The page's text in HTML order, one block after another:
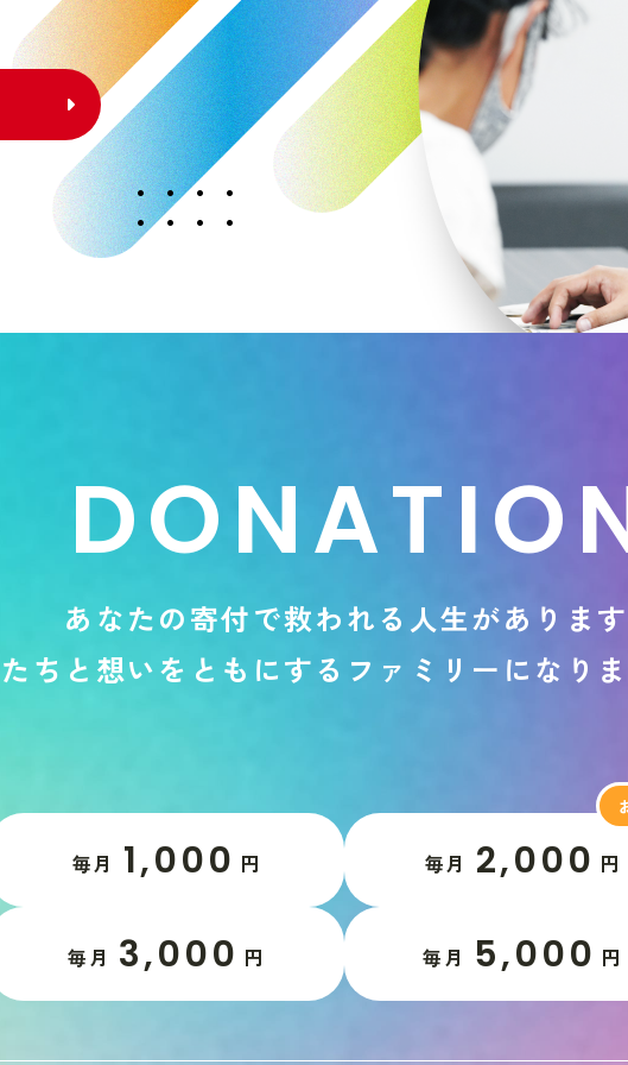
DONATIO
あ なたの寄付で救われる 人生があ り ま す
た ち と 想いを と も にする フ ァ ミ リ ー に な り ま
毎月 1,000 円 毎月 2,000 円
毎月 3,000 円 毎月 5,000 円